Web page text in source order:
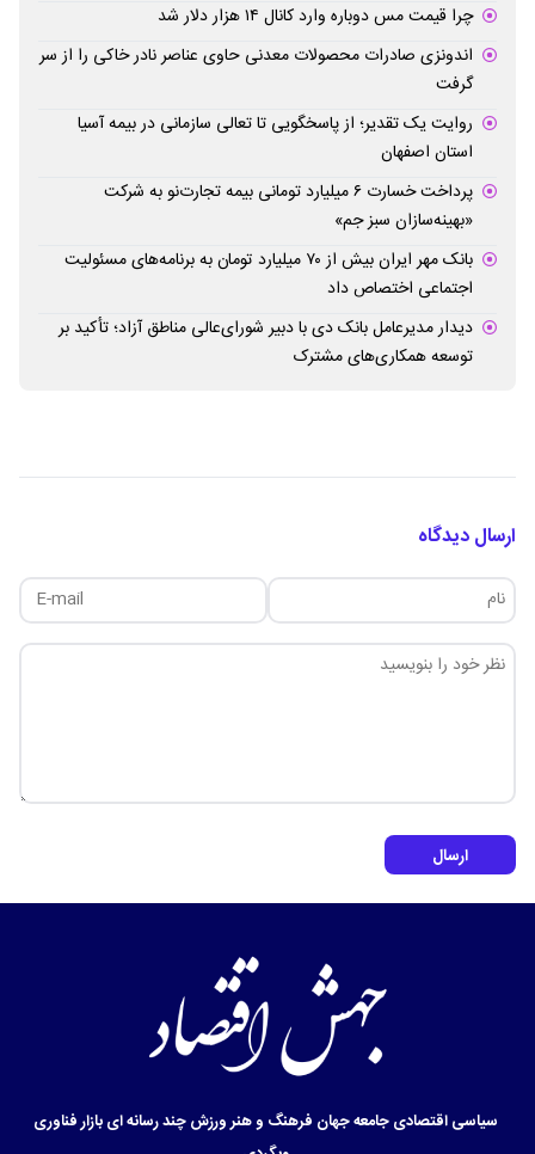
چرا قیمت مس دوباره وارد کانال ۱۴ هزار دلار شد
اندونزی صادرات محصولات معدنی حاوی عناصر نادر خاکی را از سر
گرفت
روایت یک تقدیر؛ از پاسخگویی تا تعالی سازمانی در بیمه آسیا
استان اصفهان
پرداخت خسارت ۶ میلیارد تومانی بیمه تجارت‌نو به شرکت
«بهینه‌سازان سبز جم»
بانک مهر ایران بیش از ۷۰ میلیارد تومان به برنامه‌های مسئولیت
اجتماعی اختصاص داد
دیدار مدیرعامل بانک دی با دبیر شورای‌عالی مناطق آزاد؛ تأکید بر
توسعه همکاری‌های مشترک
ارسال دیدگاه
ارسال
سیاسیاقتصادیجامعهجهان فرهنگ و هنرورزشچند رسانه ایبازارفناوری